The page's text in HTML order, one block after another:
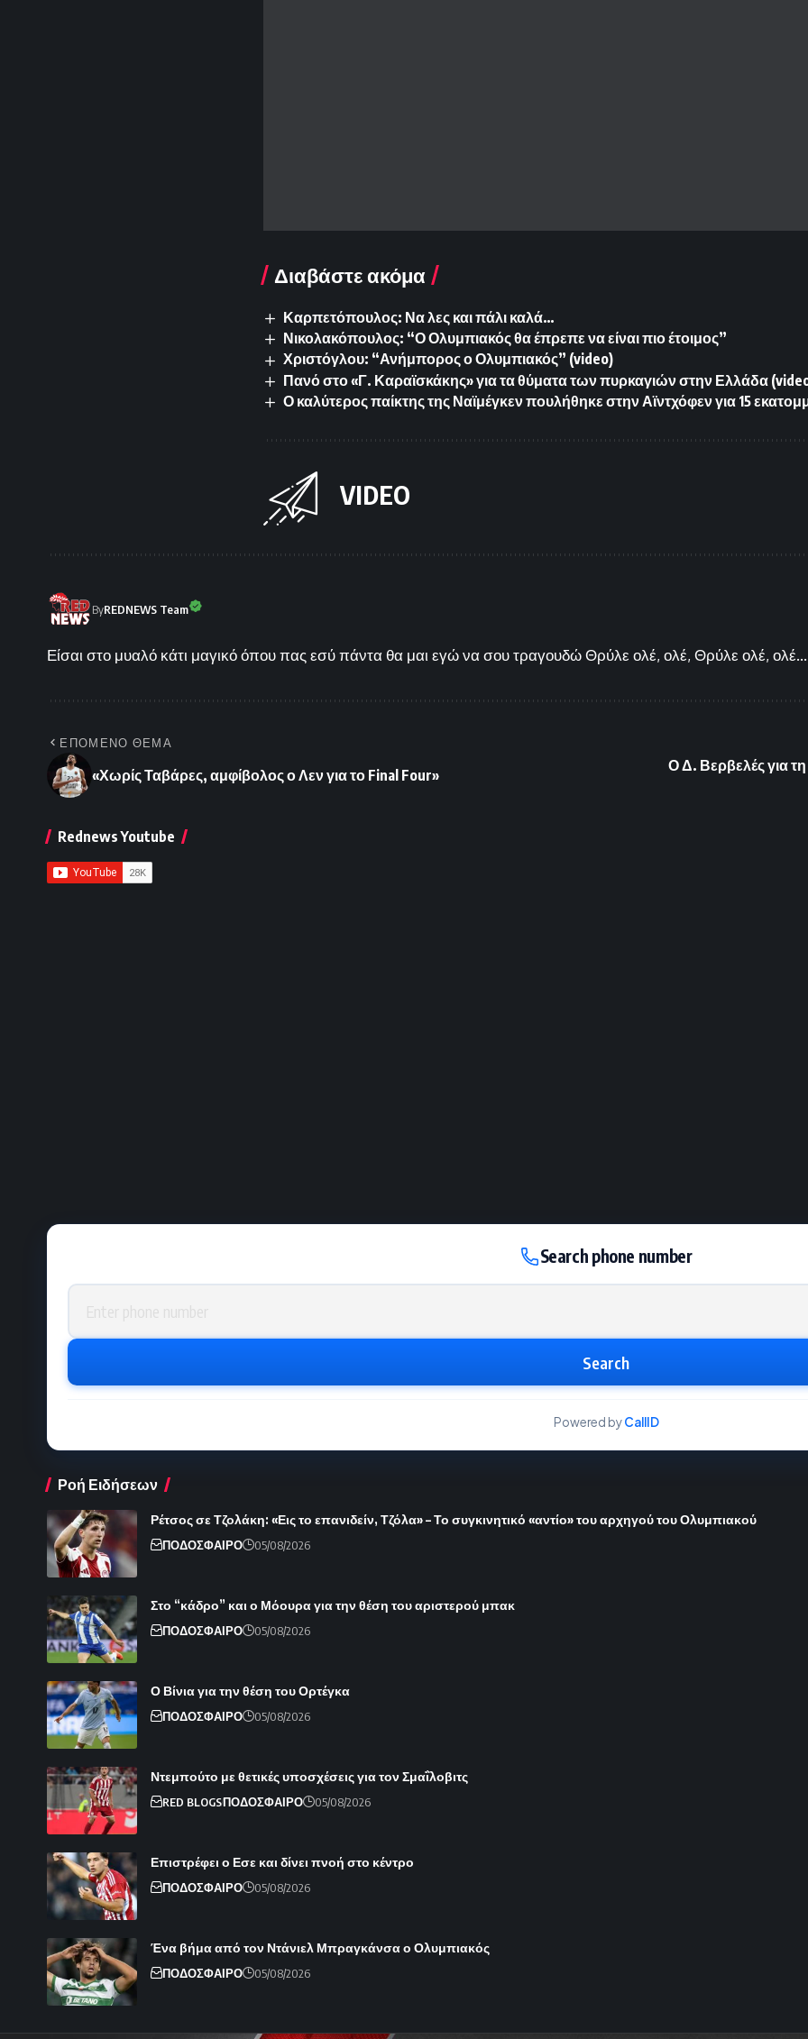
Διαβάστε ακόμα
Καρπετόπουλος: Να λες και πάλι καλά…
Νικολακόπουλος: “Ο Ολυμπιακός θα έπρεπε να είναι πιο έτοιμος”
Χριστόγλου: “Ανήμπορος ο Ολυμπιακός” (video)
Πανό στο «Γ. Καραϊσκάκης» για τα θύματα των πυρκαγιών στην Ελλάδα
Ο καλύτερος παίκτης της Ναϊμέγκεν πουλήθηκε στην Αϊντχόφεν για 15
VIDEO
ByREDNEWS Team
Είσαι στο μυαλό κάτι μαγικό όπου πας εσύ πάντα θα μαι εγώ να σου τραγουδώ Θρύλε ολέ, ολέ, Θρύλε ολέ, ολέ...
ΕΠΟΜΕΝΟ ΘΕΜΑ
«Χωρίς Ταβάρες, αμφίβολος ο Λεν για το Final Four»
Ο Δ. Βερβελές για
Rednews Youtube
Search phone number
Phone number
Search
Powered byCallID
Ροή Ειδήσεων
Ρέτσος σε Τζολάκη: «Εις το επανιδείν, Τζόλα» – Το συγκινητικό «αντίο» του αρχηγού του Ολυμπιακού
ΠΟΔΟΣΦΑΙΡΟ 05/08/2026
Στο “κάδρο” και ο Μόουρα για την θέση του αριστερού μπακ
ΠΟΔΟΣΦΑΙΡΟ 05/08/2026
Ο Βίνια για την θέση του Ορτέγκα
ΠΟΔΟΣΦΑΙΡΟ 05/08/2026
Ντεμπούτο με θετικές υποσχέσεις για τον Σμαΐλοβιτς
RED BLOGSΠΟΔΟΣΦΑΙΡΟ 05/08/2026
Επιστρέφει ο Εσε και δίνει πνοή στο κέντρο
ΠΟΔΟΣΦΑΙΡΟ 05/08/2026
Ένα βήμα από τον Ντάνιελ Μπραγκάνσα ο Ολυμπιακός
ΠΟΔΟΣΦΑΙΡΟ 05/08/2026